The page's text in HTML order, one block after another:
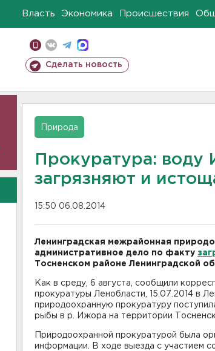
Власть Экономика Происшествия
Сделать новость
Природа
Прокуратура:
загрязняют и
15:50 06.08.2014
Ленинградская межрайонная
административное дело по факту
Тосненском районе Ленинградской
Как в среду, 6 августа, сообщили
прокуратуры Ленобласти, 15.07.2014 в
природоохранную прокуратуру
рыбы в р. Ижора на территории
Природоохранной прокуратурой была
информации. В ходе выезда с участием